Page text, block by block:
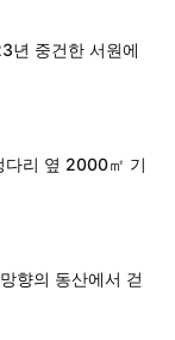
년 중건한 서원에
다리 옆 2000㎡ 기
향의 동산에서 걷